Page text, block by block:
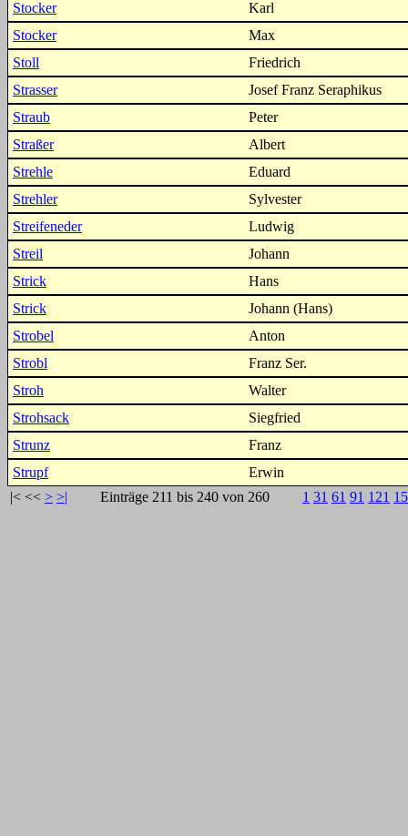
Stocker
Karl
Stocker
Max
Stoll
Friedrich
Strasser
Josef Franz Seraphikus
Straub
Peter
Straßer
Albert
Strehle
Eduard
Strehler
Sylvester
Streifeneder
Ludwig
Streil
Johann
Strick
Hans
Strick
Johann (Hans)
Strobel
Anton
Strobl
Franz Ser.
Stroh
Walter
Strohsack
Siegfried
Strunz
Franz
Strupf
Erwin
|< << > >| Einträge 211 bis 240 von 260 1 31 61 91 121